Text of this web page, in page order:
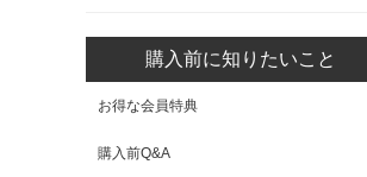
購入前に知りたいこと
お得な会員特典
購入前Q&A